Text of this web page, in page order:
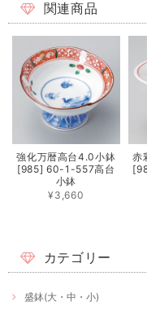
関連商品
強化万暦高台4.0小鉢
[985] 60-1-557高台
小鉢
¥3,660
赤
カテゴリー
盛鉢(大・中・小)